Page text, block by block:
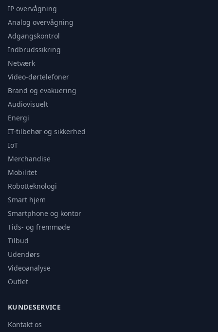
IP overvågning
Analog overvågning
Adgangskontrol
Indbrudssikring
Netværk
Video-dørtelefoner
Brand og evakuering
Audiovisuelt
Energi
IT-tilbehør og sikkerhed
IoT
Merchandise
Mobilitet
Robotteknologi
Smart hjem
Smartphone og kontor
Tids- og fremmøde
Tilbud
Udendørs
Videoanalyse
Outlet
KUNDESERVICE
Kontakt os